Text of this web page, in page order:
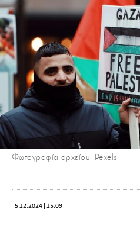
Φωτογραφία αρχείου: Pexels
5.12.2024 | 15:09